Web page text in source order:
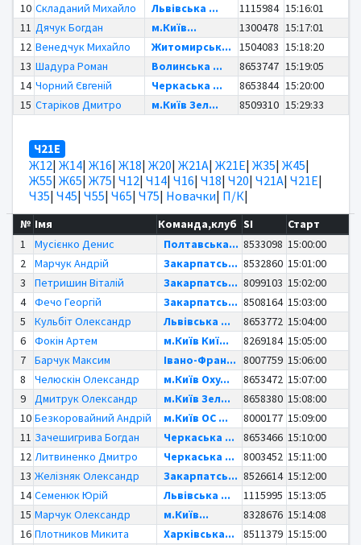
10 Складаний Михайло Львівська ... 1115984 15:16:01
11 Дячук Богдан м.Київ... 1300478 15:17:01
12 Венедчук Михайло Житомирськ... 1504083 15:18:20
13 Шадура Роман Волинська ... 8653747 15:19:05
14 Чорний Євгеній Черкаська ... 8653844 15:20:00
15 Старіков Дмитро м.Київ Зел... 8509310 15:29:33
Ч21Е
Ж12| Ж14| Ж16| Ж18| Ж20| Ж21А| Ж21Е| Ж35| Ж45|
Ж55| Ж65| Ж75| Ч12| Ч14| Ч16| Ч18| Ч20| Ч21А| Ч21Е|
Ч35| Ч45| Ч55| Ч65| Ч75| Новачки| П/К|
№ Імя Команда,клуб SI
Старт
1
Мусієнко Денис Полтавська... 8533098 15:00:00
2
Марчук Андрій Закарпатсь... 8532860 15:01:00
3
Петришин Віталій Закарпатсь... 8099103 15:02:00
4
Фечо Георгій Закарпатсь... 8508164 15:03:00
5
Кульбіт Олександр Львівська ... 8653772 15:04:00
6
Фокін Артем м.Київ Киї... 8269184 15:05:00
7
Барчук Максим Івано-Фран... 8007759 15:06:00
8
Челюскін Олександр м.Київ Oxy... 8653472 15:07:00
9
Дмитрук Олександр м.Київ Зел... 8658380 15:08:00
10 Безкоровайний Андрій м.Київ OC ... 8000177 15:09:00
11 Зачешигрива Богдан Черкаська ... 8653466 15:10:00
12 Литвиненко Дмитро Черкаська ... 8003452 15:11:00
13 Желізняк Олександр Закарпатсь... 8526614 15:12:00
14 Семенюк Юрій Львівська ... 1115995 15:13:05
15 Марчук Олександр м.Київ... 8328676 15:14:08
16 Плотников Микита Харківська... 8511379 15:15:00